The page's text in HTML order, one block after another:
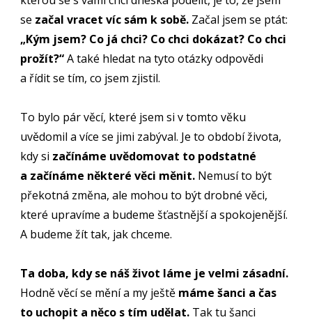
se začal vracet víc sám k sobě. Začal jsem se ptát:
„Kým jsem? Co já chci? Co chci dokázat? Co chci
prožít?“A také hledat na tyto otázky odpovědi
a řídit se tím, co jsem zjistil.
To bylo pár věcí, které jsem si v tomto věku
uvědomil a více se jimi zabýval. Je to období života,
kdy si začínáme uvědomovat to podstatné
a začínáme některé věci měnit. Nemusí to být
překotná změna, ale mohou to být drobné věci,
které upravíme a budeme šťastnější a spokojenější.
A budeme žít tak, jak chceme.
Ta doba, kdy se náš život láme je velmi zásadní.
Hodně věcí se mění a my ještě máme šanci a čas
to uchopit a něco s tím udělat. Tak tu šanci